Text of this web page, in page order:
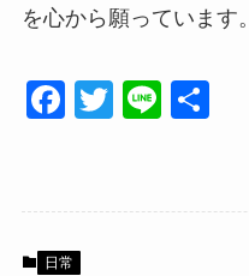
を心から願っています。
F
e
b
T
er
Li
日常